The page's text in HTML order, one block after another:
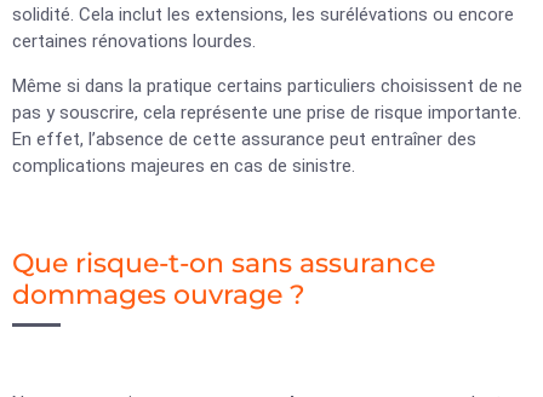
solidité. Cela inclut les extensions, les surélévations ou encore
certaines rénovations lourdes.
Même si dans la pratique certains particuliers choisissent de ne
pas y souscrire, cela représente une prise de risque importante.
En effet, l’absence de cette assurance peut entraîner des
complications majeures en cas de sinistre.
Que risque-t-on sans assurance
dommages ouvrage ?